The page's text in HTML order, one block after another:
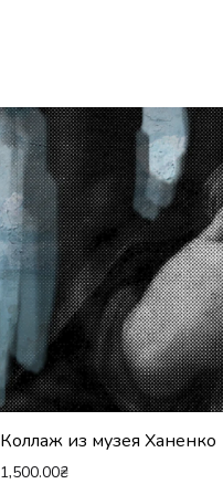
Коллаж из музея Ханенко
1,500.00₴